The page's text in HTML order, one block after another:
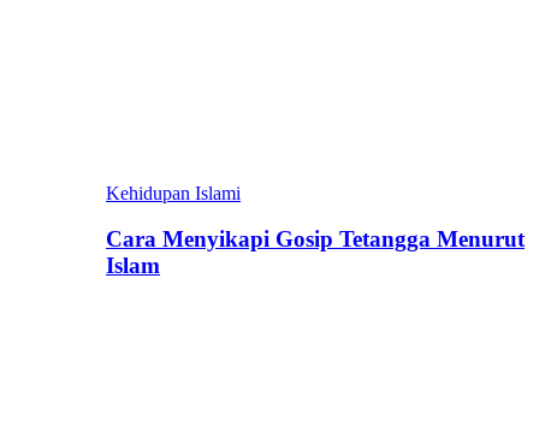
Kehidupan Islami
Cara Menyikapi Gosip Tetangga Menurut
Islam